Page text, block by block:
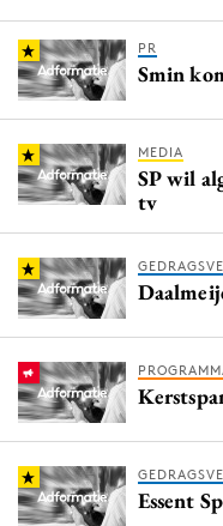
PR
Smin
MEDIA
SP wil
tv
Essent